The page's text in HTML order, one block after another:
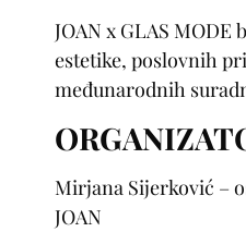
JOAN x GLAS MODE
estetike, poslovnih
međunarodnih
Mirjana Sijerković –
JOAN